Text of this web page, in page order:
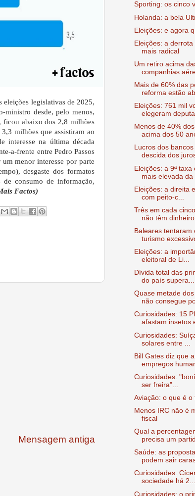
eleições legislativas de 2025,
desde, pelo menos,
ficou abaixo dos 2,8 milhões
milhões que assistiram ao
interesse na última década
a-frente entre Pedro Passos
menor interesse por parte
desgaste dos formatos
consumo de informação,
Factos)
Mensagem antiga
Sporting: os cinco
Holanda: a bela
Eleições: e agora
Eleições: a
mais radical
Um retiro acima
companhias
Mais de 60% das
reforma estão
Eleições: 761 mil
elegeram
Menos de 40%
acima dos 50
Lucros dos
descida dos
Eleições: a 9ª
mais elevada da
Eleições: a direita
com peito-c...
Três em cada
não têm dinheiro
Baleares tentaram
turismo
Eleições: a
eleitoral de Li...
Dívida total das
do país supera...
Quase metade
não consegue
Curiosidades: 15
afastam insetos
Curiosidades:
solares entre ...
Bill Gates diz que
empregos
Curiosidades:
ser freira"...
Aviação: o que é o
Menos IRC não é
fiscal
Qual a
precisa um
Saúde: as
podem sair
Curiosidades:
sociedade há
Curiosidades: o